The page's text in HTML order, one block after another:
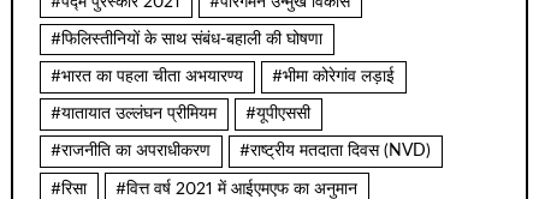
#फिलिस्तीनियों के साथ संबंध-बहाली की घोषणा
#भारत का पहला चीता अभयारण्य #भीमा कोरेगांव लड़ाई
#यातायात उल्लंघन प्रीमियम #यूपीएससी
#राजनीति का अपराधीकरण #राष्ट्रीय मतदाता दिवस (NVD)
#रिसा #वित्त वर्ष 2021 में आईएमएफ का अनुमान